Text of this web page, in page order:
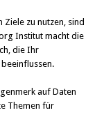
Ziele zu nutzen, sind
Institut macht die
die Ihr
auf Daten
Themen für